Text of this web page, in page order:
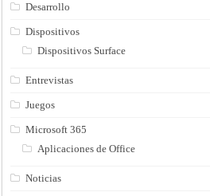
Desarrollo
Dispositivos
Dispositivos Surface
Entrevistas
Juegos
Microsoft 365
Aplicaciones de Office
Noticias